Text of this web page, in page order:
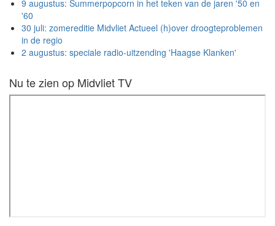
9 augustus: Summerpopcorn in het teken van de jaren '50 en
'60
30 juli: zomereditie Midvliet Actueel (h)over droogteproblemen
in de regio
2 augustus: speciale radio-uitzending 'Haagse Klanken'
Nu te zien op Midvliet TV